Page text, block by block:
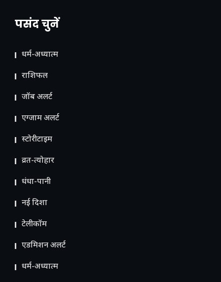
पसंद चुनें
धर्म-अध्यात्म
राशिफल
जॉब अलर्ट
एग्जाम अलर्ट
स्टोरीटाइम
व्रत-त्योहार
धंधा-पानी
नई दिशा
टेलीकॉम
ए​डमिशन अलर्ट
धर्म-अध्यात्म